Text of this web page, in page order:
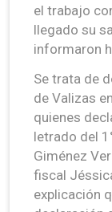
el trabajo
llegado su
informaron
Se trata de
de Valizas
quienes
letrado del
Giménez
fiscal
explicación